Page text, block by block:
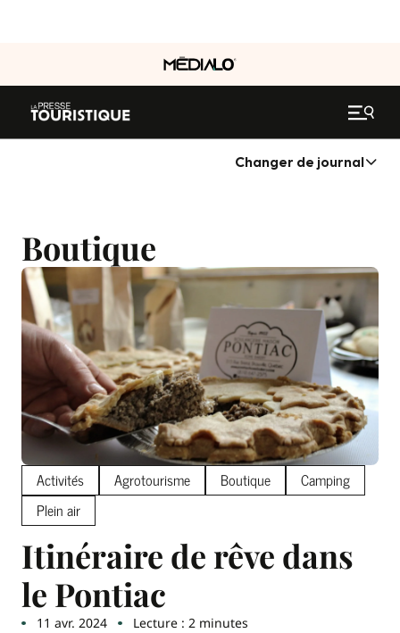
Changer de journal
Boutique
Activités Agrotourisme Boutique
Camping
Plein air
Itinéraire de rêve dans
le Pontiac
11 avr. 2024 Lecture : 2 minutes